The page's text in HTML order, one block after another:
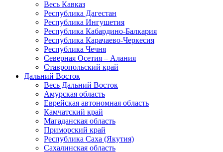
Весь Кавказ
Республика Дагестан
Республика Ингушетия
Республика Кабардино-Балкария
Республика Карачаево-Черкесия
Республика Чечня
Северная Осетия – Алания
Ставропольский край
Дальний Восток
Весь Дальний Восток
Амурская область
Еврейская автономная область
Камчатский край
Магаданская область
Приморский край
Республика Саха (Якутия)
Сахалинская область